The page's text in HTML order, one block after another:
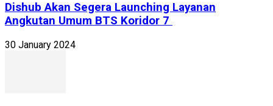
Dishub Akan Segera Launching Layanan
Angkutan Umum BTS Koridor 7
30 January 2024